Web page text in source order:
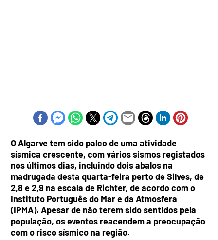
O Algarve tem sido palco de uma atividade
sísmica crescente, com vários sismos registados
nos últimos dias, incluindo dois abalos na
madrugada desta quarta-feira perto de Silves, de
2,8 e 2,9 na escala de Richter, de acordo com o
Instituto Português do Mar e da Atmosfera
(IPMA). Apesar de não terem sido sentidos pela
população, os eventos reacendem a preocupação
com o risco sísmico na região.